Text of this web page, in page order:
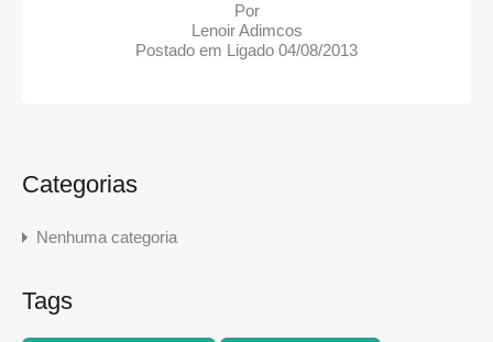
Por
Lenoir Adimcos
Postado em Ligado 04/08/2013
Categorias
Nenhuma categoria
Tags